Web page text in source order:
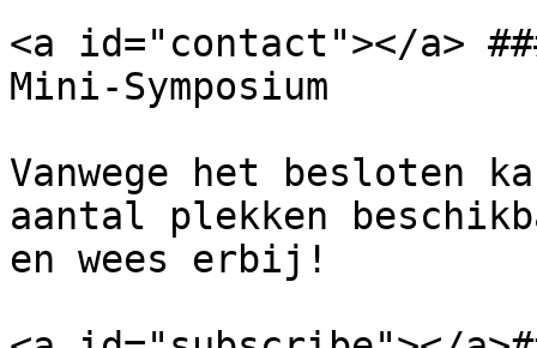
<a id="contact"></a>
Mini-Symposium
Vanwege het besloten
aantal plekken
en wees erbij!